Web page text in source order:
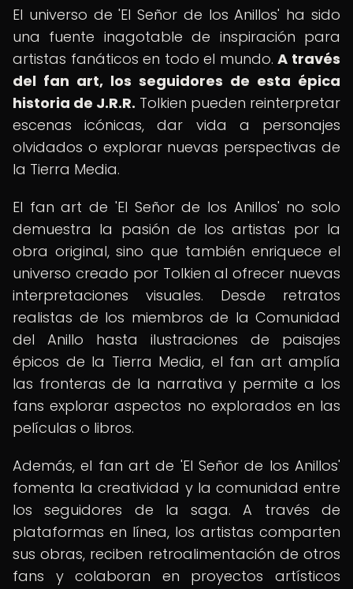
El universo de 'El Señor de los Anillos' ha sido
una fuente inagotable de inspiración para
artistas fanáticos en todo el mundo.A través
del fan art, los seguidores de esta épica
historia de J.R.R. Tolkien pueden reinterpretar
escenas icónicas, dar vida a personajes
olvidados o explorar nuevas perspectivas de
la Tierra Media.
El fan art de 'El Señor de los Anillos' no solo
demuestra la pasión de los artistas por la
obra original, sino que también enriquece el
universo creado por Tolkien al ofrecer nuevas
interpretaciones visuales. Desde retratos
realistas de los miembros de la Comunidad
del Anillo hasta ilustraciones de paisajes
épicos de la Tierra Media, el fan art amplía
las fronteras de la narrativa y permite a los
fans explorar aspectos no explorados en las
películas o libros.
Además, el fan art de 'El Señor de los Anillos'
fomenta la creatividad y la comunidad entre
los seguidores de la saga. A través de
plataformas en línea, los artistas comparten
sus obras, reciben retroalimentación de otros
fans y colaboran en proyectos artísticos